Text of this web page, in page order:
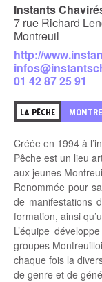
Instants
7 rue Richard
Montreuil
http://
01 42 87 25 91
LA PÊCHE
Créée en 1994 à
Pêche est un lieu
aux jeunes
Renommée pour
de manifestations
formation, ainsi
L’équipe
groupes
chaque fois la
de genre et de